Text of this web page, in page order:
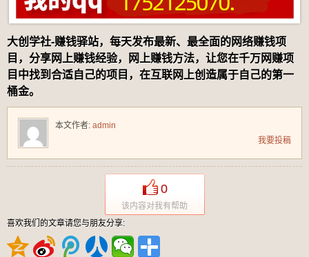
大创学社-赚钱驿站，每天发布最新、最全面的网络赚钱项
目，分享网上赚钱经验，网上赚钱方法，让您在千万网赚项
目中找到合适自己的项目，在互联网上创造属于自己的第一
桶金。
本文作者: admin
我要投稿
0
该内容对我有帮助
喜欢我们的文章请您与朋友分享: